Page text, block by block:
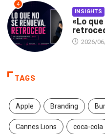
4
INSIGHTS
«Lo
2026/
TAGS
Apple Branding
Cannes Lions coca-cola